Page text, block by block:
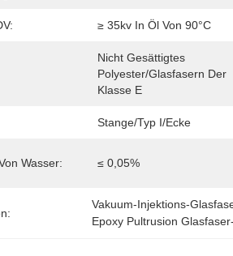
≥ 35kv In Öl Von 90°C
Nicht Gesättigtes
Polyester/Glasfasern Der
Klasse E
Stange/Typ I/Ecke
Wasser: ≤ 0,05%
Vakuum-Injektions-
Epoxy Pultrusion